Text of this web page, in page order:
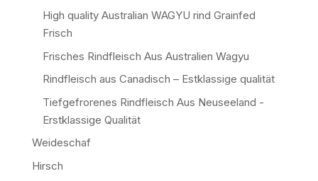
High quality Australian WAGYU rind Grainfed
Frisch
Frisches Rindfleisch Aus Australien Wagyu
Rindfleisch aus Canadisch – Estklassige qualität
Tiefgefrorenes Rindfleisch Aus Neuseeland -
Erstklassige Qualität
Weideschaf
Hirsch